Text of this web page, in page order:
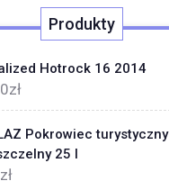
Produkty
Hotrock 16 2014
zł
Pokrowiec turystyczny
25 l
zł